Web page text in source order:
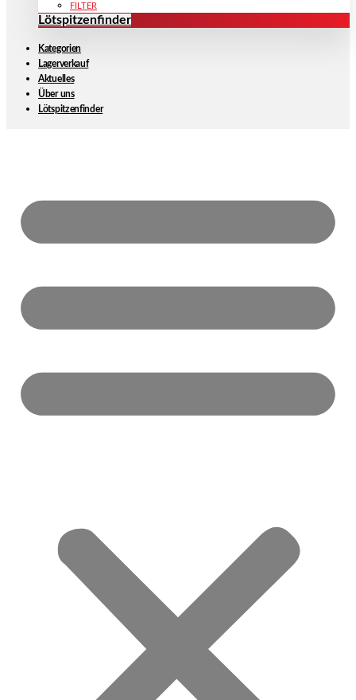
FILTER
Lötspitzenfinder
Kategorien
Lagerverkauf
Aktuelles
Über uns
Lötspitzenfinder